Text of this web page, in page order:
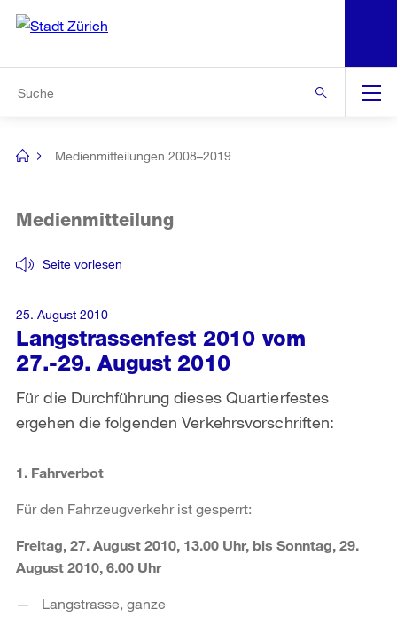
Navigation
[no
Medienmitteilungen 2008–2019
Langstrassenfest 2010 vom
27.-29. August 2010
Seite vorlesen
Medienmitteilung
Für die Durchführung dieses Quartierfestes
ergehen die folgenden Verkehrsvorschriften:
25. August 2010
1. Fahrverbot
Für den Fahrzeugverkehr ist gesperrt:
Freitag, 27. August 2010, 13.00 Uhr, bis Sonntag, 29.
August 2010, 6.00 Uhr
Langstrasse, ganze